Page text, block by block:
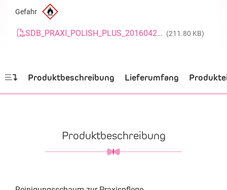
Gefahr
SDB_PRAXI_POLISH_PLUS_20160428_DE (211.80 KB)
Produktbeschreibung Lieferumfang
Produktbeschreibung